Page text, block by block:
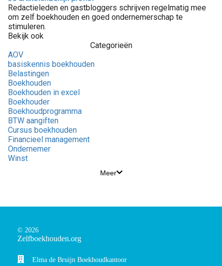
Redactieleden en gastbloggers schrijven regelmatig mee
om zelf boekhouden en goed ondernemerschap te
stimuleren.
Bekijk ook
Categorieën
AOV
basiskennis boekhouden
Belastingen
Boekhouden
Boekhouden in excel
Boekhouder
Boekhoudprogramma
BTW aangiften
Cursus boekhouden
Financieel management
Ondernemer
Winst
Meer
© 2026
Zelfboekhouden.org
Elma de Bruijn Boekhoudkantoor